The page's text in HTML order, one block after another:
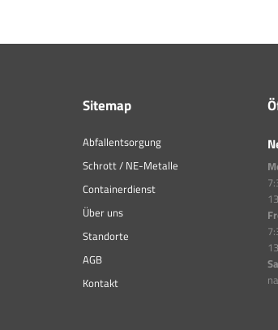
Sitemap
Abfallentsorgung
Schrott / NE-Metalle
Containerdienst
Über uns
Standorte
AGB
Kontakt